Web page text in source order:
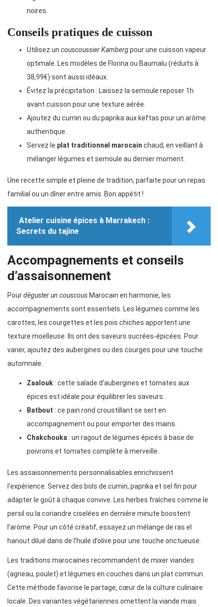
noires.
Conseils pratiques de cuisson
Utilisez un couscoussier Kambergpour une cuisson vapeur
optimale. Les modèles de Florina ou Baumalu (réduits à
38,99€) sont aussi idéaux.
Évitez la précipitation : Laissez la semoule reposer 1h
avant cuisson pour une texture aérée.
Ajoutez du cumin ou du paprika aux keftas pour un arôme
authentique.
Servez le plat traditionnel marocain chaud, en veillant à
mélanger légumes et semoule au dernier moment.
Une recette simple et pleine de tradition, parfaite pour un repas
familial ou un dîner entre amis. Bon appétit !
Atelier cuisine épices à Marrakech :
Secrets du tajine
Accompagnements et conseils
d’assaisonnement
Pourdéguster un couscous Marocain en harmonie, les
accompagnements sont essentiels. Les légumes comme les
carottes, les courgettes et les pois chiches apportent une
texture moelleuse. Ils ont des saveurs sucrées-épicées. Pour
varier, ajoutez des aubergines ou des courges pour une touche
automnale.
Zaalouk : cette salade d’aubergines et tomates aux
épices est idéale pour équilibrer les saveurs.
Batbout : ce pain rond croustillant se sert en
accompagnement ou pour emporter des mains.
Chakchouka : un ragout de légumes épicés à base de
poivrons et tomates complète à merveille.
Les assaisonnements personnalisables enrichissent
l’expérience. Servez des bols de cumin, paprika et sel fin pour
adapter le goût à chaque convive. Les herbes fraîches comme le
persil ou la coriandre ciselées en dernière minute boostent
l’arôme. Pour un côté créatif, essayez un mélange de ras el
hanout dilué dans de l’huile d’olive pour une touche onctueuse.
Les traditions marocaines recommandent de mixer viandes
(agneau, poulet) et légumes en couches dans un plat commun.
Cette méthode favorise le partage, cœur de la culture culinaire
locale. Des variantes végétariennes omettent la viande mais